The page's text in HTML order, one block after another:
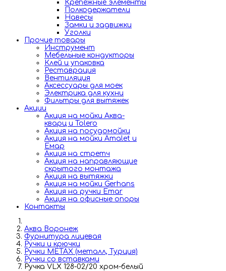
Крепежные элементы
Полкодержатели
Навесы
Замки и задвижки
Уголки
Прочие товары
Инструмент
Мебельные кондукторы
Клей и упаковка
Реставрация
Вентиляция
Аксессуары для моек
Электрика для кухни
Фильтры для вытяжек
Акции
Акция на мойки Аква-
кварц и Tolero
Акция на посудомойки
Акция на мойки Amalet и
Емар
Акция на стретч
Акция на направляющие
скрытого монтажа
Акция на вытяжки
Акция на мойки Gerhans
Акция на ручки Emar
Акция на офисные опоры
Контакты
Аква Воронеж
Фурнитура лицевая
Ручки и крючки
Ручки METAX (металл, Турция)
Ручки со вставками
Ручка VLX 128-02/20 хром-белый